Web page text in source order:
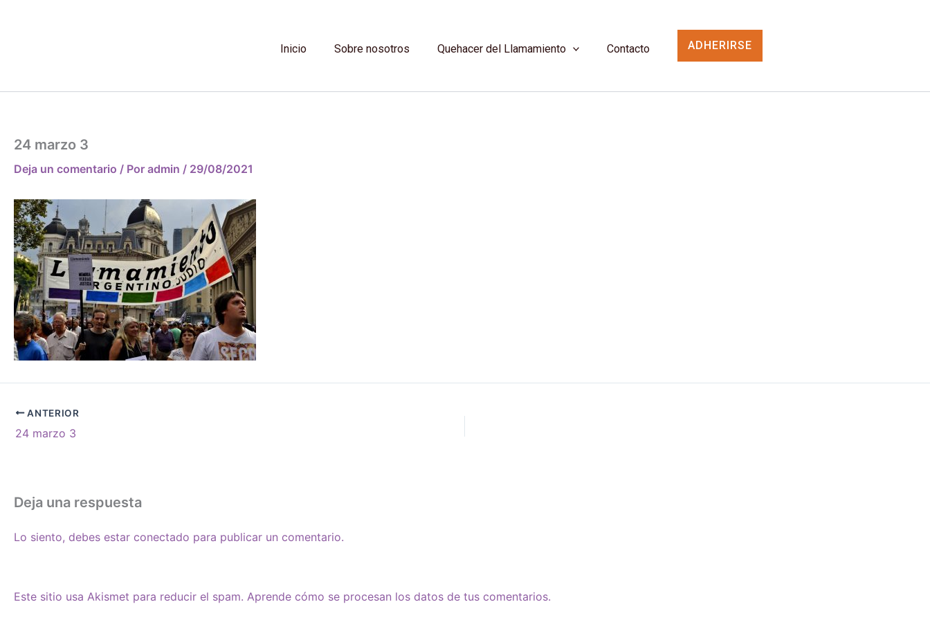
Inicio Sobre nosotros Quehacer del Llamamiento Contacto ADHERIRSE
24 marzo 3
Deja un comentario / Por admin / 29/08/2021
ANTERIOR
24 marzo 3
Deja una respuesta
Lo siento, debes estar conectado para publicar un comentario.
Este sitio usa Akismet para reducir el spam. Aprende cómo se procesan los datos de tus comentarios.